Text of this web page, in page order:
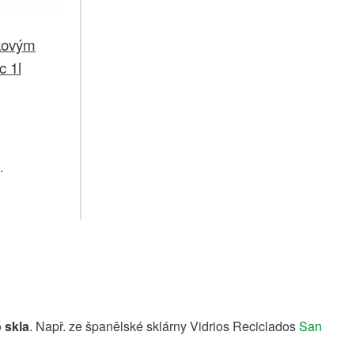
1l
skla. Např. ze španělské sklárny Vidrios RecicladosSan